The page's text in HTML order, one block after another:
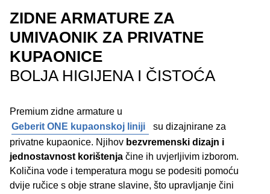
ZIDNE ARMATURE ZA
UMIVAONIK ZA PRIVATNE
KUPAONICE
BOLJA HIGIJENA I ČISTOĆA
Premium zidne armature u
Geberit ONE kupaonskoj liniji
su dizajnirane za
privatne kupaonice. Njihov bezvremenski dizajn i
jednostavnost korištenja čine ih uvjerljivim izborom.
Količina vode i temperatura mogu se podesiti pomoću
dvije ručice s obje strane slavine, što upravljanje čini